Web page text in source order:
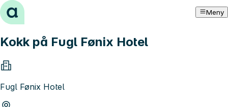
Hopp til innhold Meny
Kokk på Fugl Fønix Hotel
Fugl Fønix Hotel